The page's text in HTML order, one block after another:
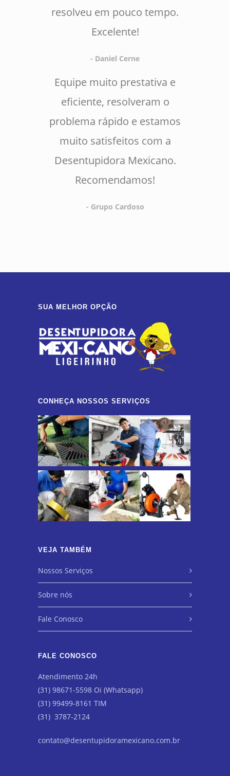
resolveu em pouco tempo.
Excelente!
- Daniel Cerne
Equipe muito prestativa e
eficiente, resolveram o
problema rápido e estamos
muito satisfeitos com a
Desentupidora Mexicano.
Recomendamos!
- Grupo Cardoso
SUA MELHOR OPÇÃO
CONHEÇA NOSSOS SERVIÇOS
VEJA TAMBÉM
Nossos Serviços
Sobre nós
Fale Conosco
FALE CONOSCO
Atendimento 24h
(31) 98671-5598 Oi (Whatsapp)
(31) 99499-8161 TIM
(31) 3787-2124
contato@desentupidoramexicano.com.br